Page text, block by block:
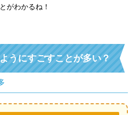
がわかるね！
うにすごすことが多い？